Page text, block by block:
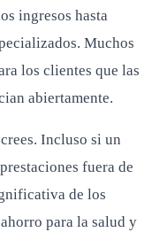
ingresos hasta
Muchos
los clientes que las
abiertamente.
Incluso si un
fuera de
de los
para la salud y